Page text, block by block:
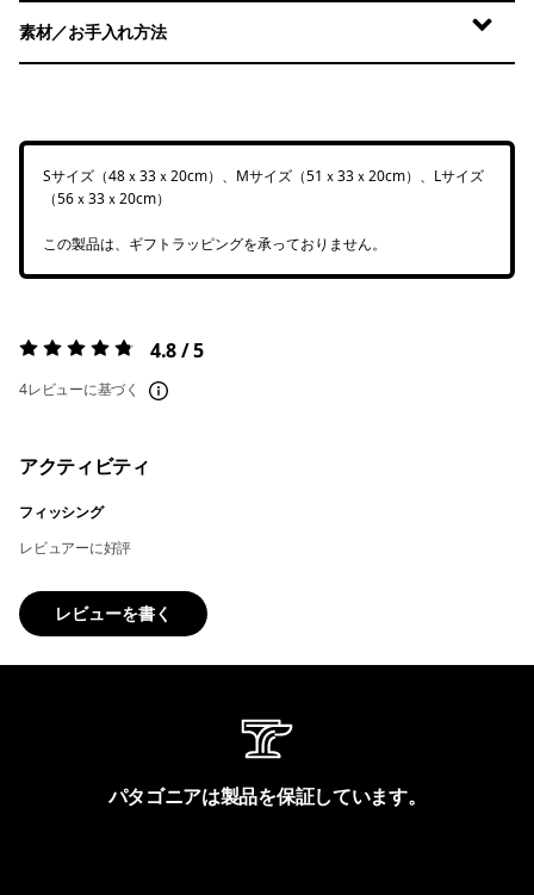
素材／お手入れ方法
Sサイズ（48ｘ33ｘ20cm）、Mサイズ（51ｘ33ｘ20cm）、Lサイズ
（56ｘ33ｘ20cm）
この製品は、ギフトラッピングを承っておりません。
評価:4.8 / 5 4.8 / 5
4レビューに基づく
アクティビティ
フィッシング
レビュアーに好評
レビューを書く
パタゴニアは製品を保証しています。